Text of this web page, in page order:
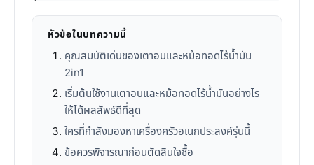
หัวข้อในบทความนี้
คุณสมบัติเด่นของเตาอบและหม้อทอดไร้น้ำมัน
2in1
เริ่มต้นใช้งานเตาอบและหม้อทอดไร้น้ำมันอย่างไร
ให้ได้ผลลัพธ์ดีที่สุด
ใครที่กำลังมองหาเครื่องครัวอเนกประสงค์รุ่นนี้
ข้อควรพิจารณาก่อนตัดสินใจซื้อ